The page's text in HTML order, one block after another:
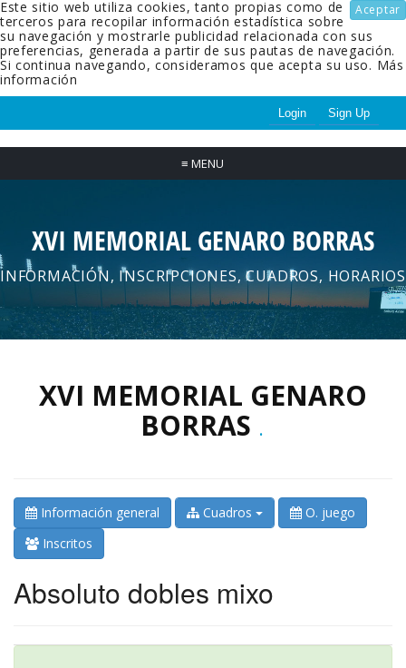
Aceptar
Este sitio web utiliza cookies, tanto propias como de
terceros para recopilar información estadística sobre
su navegación y mostrarle publicidad relacionada con sus
preferencias, generada a partir de sus pautas de navegación.
Si continua navegando, consideramos que acepta su uso. Más
información
Login Sign Up
≡ MENU
XVI MEMORIAL GENARO BORRAS
INFORMACIÓN, INSCRIPCIONES, CUADROS, HORARIOS
XVI MEMORIAL GENARO
BORRAS .
Información general Cuadros
O. juego
Inscritos
Absoluto dobles mixo